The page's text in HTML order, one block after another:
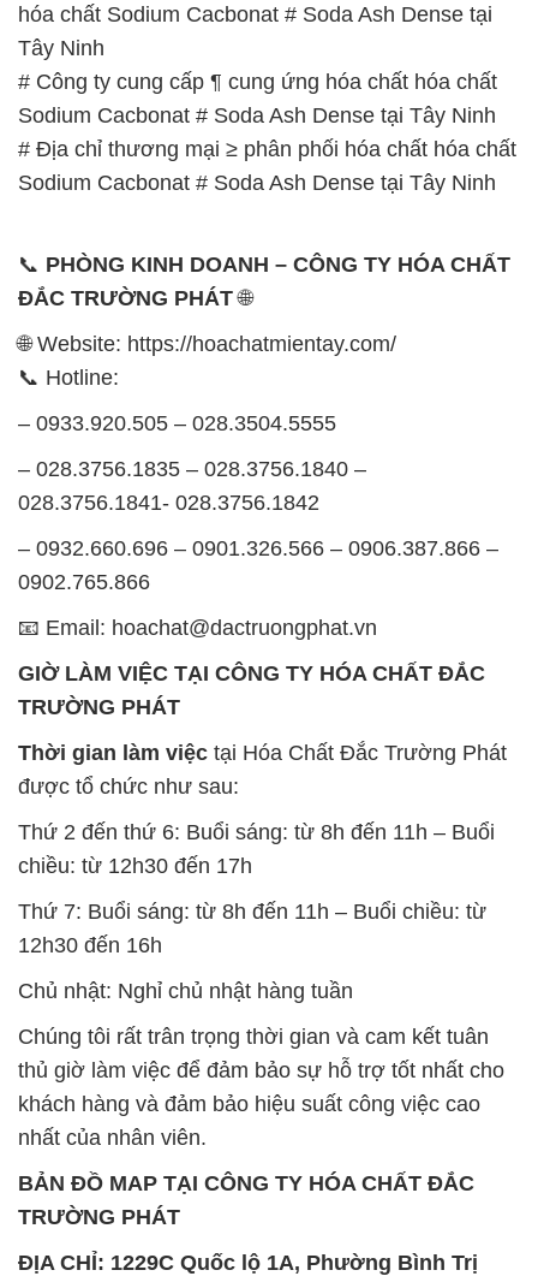
hóa chất Sodium Cacbonat # Soda Ash Dense tại
Tây Ninh
# Công ty cung cấp ¶ cung ứng hóa chất hóa chất
Sodium Cacbonat # Soda Ash Dense tại Tây Ninh
# Địa chỉ thương mại ≥ phân phối hóa chất hóa chất
Sodium Cacbonat # Soda Ash Dense tại Tây Ninh
📞 PHÒNG KINH DOANH – CÔNG TY HÓA CHẤT
ĐẮC TRƯỜNG PHÁT🌐
🌐 Website: https://hoachatmientay.com/
📞 Hotline:
– 0933.920.505 – 028.3504.5555
– 028.3756.1835 – 028.3756.1840 –
028.3756.1841- 028.3756.1842
– 0932.660.696 – 0901.326.566 – 0906.387.866 –
0902.765.866
📧 Email: hoachat@dactruongphat.vn
GIỜ LÀM VIỆC TẠI CÔNG TY HÓA CHẤT ĐẮC
TRƯỜNG PHÁT
Thời gian làm việc tại Hóa Chất Đắc Trường Phát
được tổ chức như sau:
Thứ 2 đến thứ 6: Buổi sáng: từ 8h đến 11h – Buổi
chiều: từ 12h30 đến 17h
Thứ 7: Buổi sáng: từ 8h đến 11h – Buổi chiều: từ
12h30 đến 16h
Chủ nhật: Nghỉ chủ nhật hàng tuần
Chúng tôi rất trân trọng thời gian và cam kết tuân
thủ giờ làm việc để đảm bảo sự hỗ trợ tốt nhất cho
khách hàng và đảm bảo hiệu suất công việc cao
nhất của nhân viên.
BẢN ĐỒ MAP TẠI CÔNG TY HÓA CHẤT ĐẮC
TRƯỜNG PHÁT
ĐỊA CHỈ: 1229C Quốc lộ 1A, Phường Bình Trị